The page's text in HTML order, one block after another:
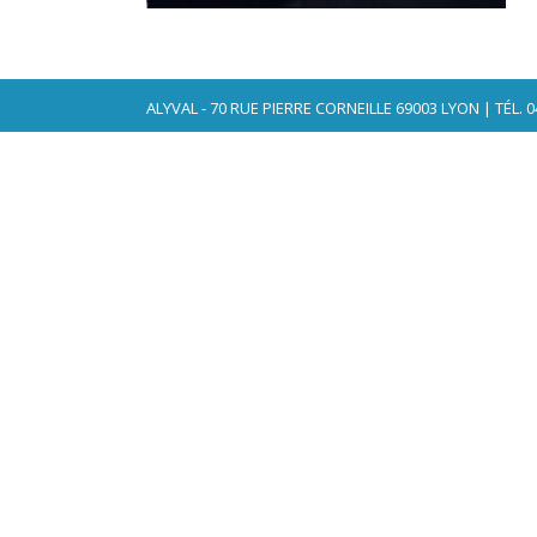
ALYVAL - 70 RUE PIERRE CORNEILLE 69003 LYON | TÉL.